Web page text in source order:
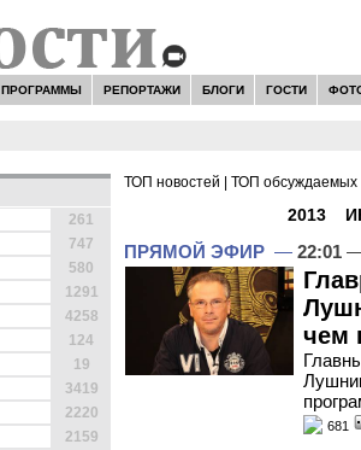
ПРОГРАММЫ РЕПОРТАЖИ БЛОГИ ГОСТИ
261
747
580
1291
4258
124
19
3419
2220
2159
ТОП новостей ТОП обсуждаемых
2013
ПРЯМОЙ ЭФИР — 22:01
чем
681